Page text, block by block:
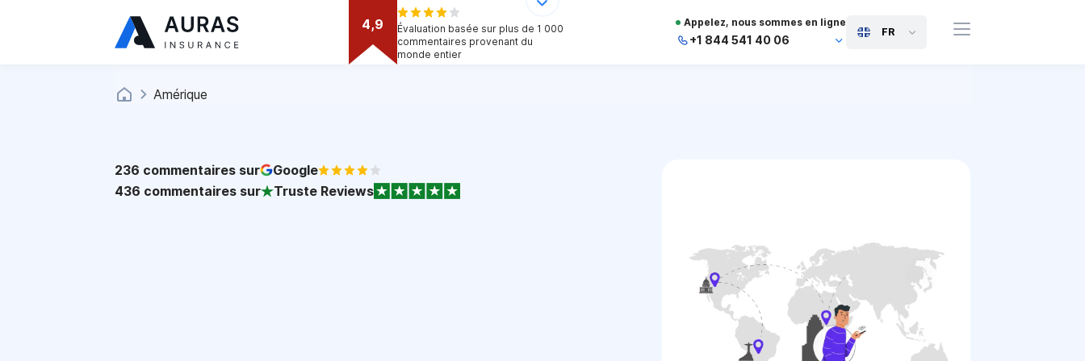
4,9
Évaluation basée sur plus de 1 000
commentaires provenant du
monde entier
Appelez, nous sommes en ligne
+1 844 541 40 06
FR
Amérique
236 commentaires sur
Google
436 commentaires sur Truste Reviews